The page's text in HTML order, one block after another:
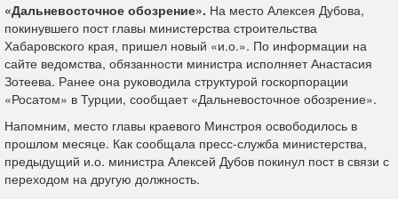
«Дальневосточное обозрение». На место Алексея Дубова,
покинувшего пост главы министерства строительства
Хабаровского края, пришел новый «и.о.». По информации на
сайте ведомства, обязанности министра исполняет Анастасия
Зотеева. Ранее она руководила структурой госкорпорации
«Росатом» в Турции, сообщает «Дальневосточное обозрение».
Напомним, место главы краевого Минстроя освободилось в
прошлом месяце. Как сообщала пресс-служба министерства,
предыдущий и.о. министра Алексей Дубов покинул пост в связи с
переходом на другую должность.